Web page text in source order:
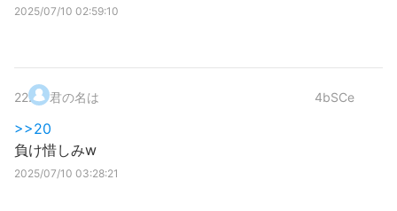
2025/07/10 02:59:10
22. 君の名は 4bSCe
>>20
負け惜しみw
2025/07/10 03:28:21